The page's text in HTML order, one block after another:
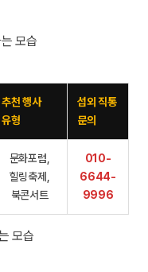
추천 행사
유형
섭외 직통
문의
문화포럼,
힐링축제,
북콘서트
010-
6644-
9996